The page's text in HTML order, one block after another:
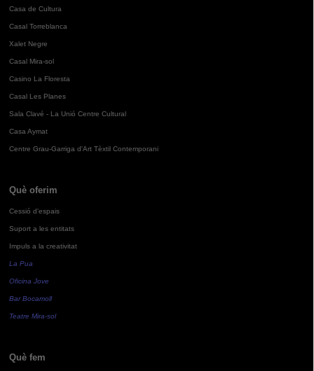
Casa de Cultura
Casal Torreblanca
Xalet Negre
Casal Mira-sol
Casino La Floresta
Casal Les Planes
Sala Clavé - La Unió Centre Cultural
Casa Aymat
Centre Grau-Garriga d'Art Tèxtil Contemporani
Què oferim
Cessió d'espais
Suport a les entitats
Impuls a la creativitat
La Pua
Oficina Jove
Bar Bocamoll
Teatre Mira-sol
Què fem